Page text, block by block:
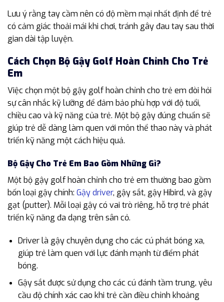
Lưu ý rằng tay cầm nên có độ mềm mại nhất định để trẻ
có cảm giác thoải mái khi chơi, tránh gây đau tay sau thời
gian dài tập luyện.
Cách Chọn Bộ Gậy Golf Hoàn Chỉnh Cho Trẻ
Em
Việc chọn một bộ gậy golf hoàn chỉnh cho trẻ em đòi hỏi
sự cân nhắc kỹ lưỡng để đảm bảo phù hợp với độ tuổi,
chiều cao và kỹ năng của trẻ. Một bộ gậy đúng chuẩn sẽ
giúp trẻ dễ dàng làm quen với môn thể thao này và phát
triển kỹ năng một cách hiệu quả.
Bộ Gậy Cho Trẻ Em Bao Gồm Những Gì?
Một bộ gậy golf hoàn chỉnh cho trẻ em thường bao gồm
bốn loại gậy chính: Gậy driver, gậy sắt, gậy Hibird, và gậy
gạt (putter). Mỗi loại gậy có vai trò riêng, hỗ trợ trẻ phát
triển kỹ năng đa dạng trên sân cỏ.
Driver là gậy chuyên dụng cho các cú phát bóng xa,
giúp trẻ làm quen với lực đánh mạnh từ điểm phát
bóng.
Gậy sắt được sử dụng cho các cú đánh tầm trung, yêu
cầu độ chính xác cao khi trẻ cần điều chỉnh khoảng